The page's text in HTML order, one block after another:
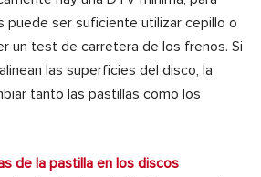
puede ser suficiente utilizar cepillo o
un test de carretera de los frenos. Si
las superficies del disco, la
tanto las pastillas como los
de la pastilla en los discos